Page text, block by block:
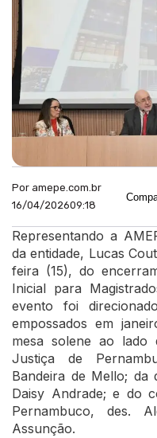
Por amepe.com.br
16/04/202609:18
Representando a
da entidade, Lucas
feira (15), do
Inicial para
evento foi
empossados em
mesa solene ao lado
Justiça de
Bandeira de Mello; da
Daisy Andrade; e do
Pernambuco, des.
Assunção.